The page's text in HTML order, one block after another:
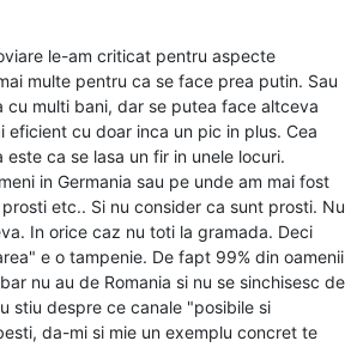
le-am criticat pentru aspecte
multe pentru ca se face prea putin. Sau
cu multi bani, dar se putea face altceva
eficient cu doar inca un pic in plus. Cea
este ca se lasa un fir in unele locuri.
in Germania sau pe unde am mai fost
etc.. Si nu consider ca sunt prosti. Nu
In orice caz nu toti la gramada. Deci
e o tampenie. De fapt 99% din oamenii
nu au de Romania si nu se sinchisesc de
stiu despre ce canale "posibile si
da-mi si mie un exemplu concret te